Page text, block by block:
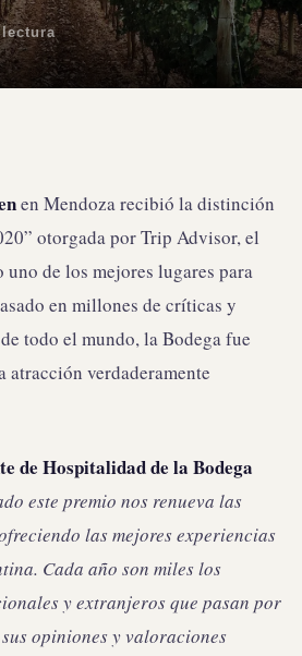
en Mendoza recibió la distinción
otorgada por Trip Advisor, el
de los mejores lugares para
en millones de críticas y
todo el mundo, la Bodega fue
atracción verdaderamente
de Hospitalidad de la Bodega
este premio nos renueva las
las mejores experiencias
Cada año son miles los
y extranjeros que pasan por
opiniones y valoraciones